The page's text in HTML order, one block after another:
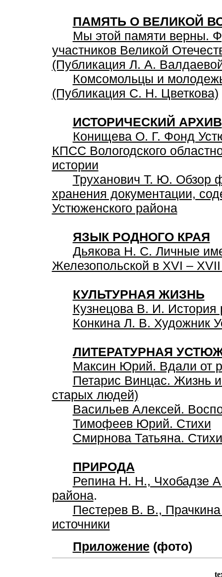
ПАМЯТЬ О ВЕЛИКОЙ
Мы этой памяти верны.
участников Великой
(Публикация Л. А.
Комсомольцы и
(Публикация С. Н. Цветкова)
ИСТОРИЧЕСКИЙ АРХИВ
Конищева О. Г. Фонд
КПСС Вологодского
истории
Труханович Т. Ю. Обзор
хранения документации,
Устюженского района
ЯЗЫК РОДНОГО КРАЯ
Дьякова Н. С. Личные
Железопольской в XVI –
КУЛЬТУРНАЯ ЖИЗНЬ
Кузнецова В. И.
Конкина Л. В. Художник
ЛИТЕРАТУРНАЯ
Максин Юрий. Вдали от
Петарис Винцас. Жизнь
старых людей)
Васильев Алексей.
Тимофеев Юрий. Стихи
Смирнова Татьяна. Стихи
ПРИРОДА
Репина Н. Н., Чхобадзе
района.
Пестерев В. В.,
источники
Приложение (фото)